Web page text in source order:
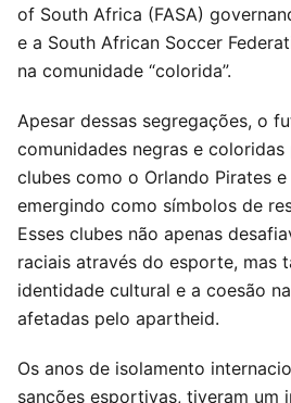
of South Africa (FASA)
e a South African Soccer
na comunidade “colorida”.
Apesar dessas segregações, o
comunidades negras e
clubes como o Orlando Pirates
emergindo como símbolos de
Esses clubes não apenas
raciais através do esporte, mas
identidade cultural e a coesão
afetadas pelo apartheid.
Os anos de isolamento
sanções esportivas, tiveram um